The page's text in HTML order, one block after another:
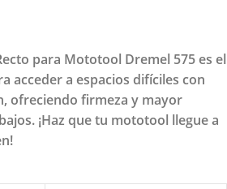
para Mototool Dremel 575 es el
acceder a espacios difíciles con
ofreciendo firmeza y mayor
¡Haz que tu mototool llegue a